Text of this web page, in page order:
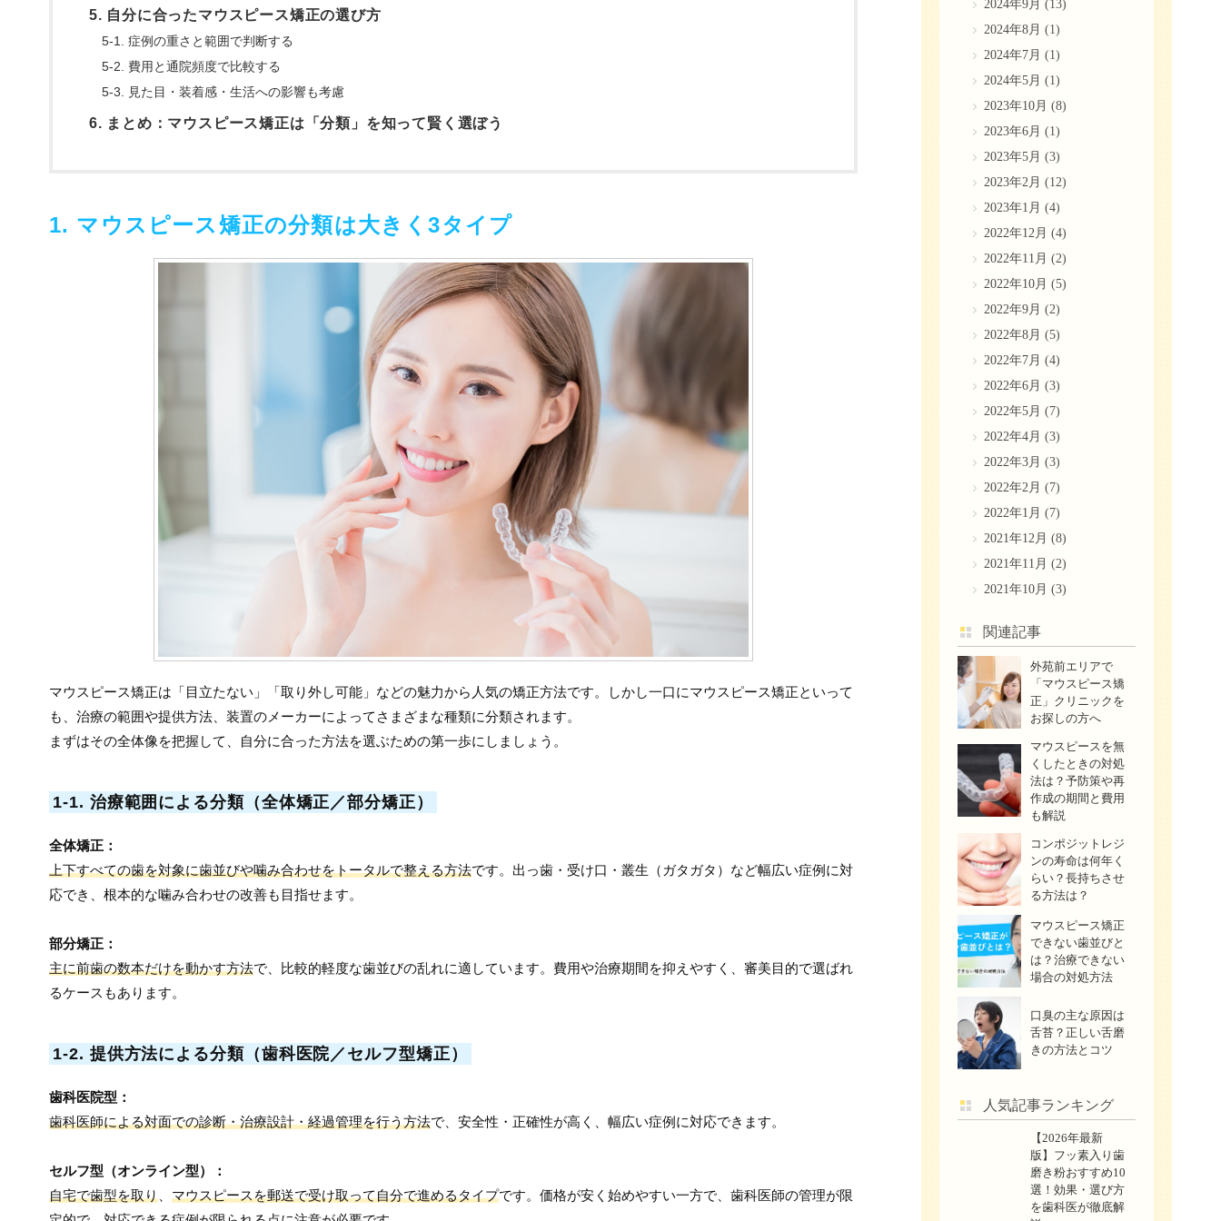
5. 自分に合ったマウスピース矯正の選び方
5-1. 症例の重さと範囲で判断する
5-2. 費用と通院頻度で比較する
5-3. 見た目・装着感・生活への影響も考慮
6. まとめ：マウスピース矯正は「分類」を知って賢く選ぼう
1. マウスピース矯正の分類は大きく3タイプ
マウスピース矯正は「目立たない」「取り外し可能」などの魅力から人気の矯正方法です。しかし一口にマウスピース矯正といって
も、治療の範囲や提供方法、装置のメーカーによってさまざまな種類に分類されます。
まずはその全体像を把握して、自分に合った方法を選ぶための第一歩にしましょう。
1-1. 治療範囲による分類（全体矯正／部分矯正）
全体矯正：
上下すべての歯を対象に歯並びや噛み合わせをトータルで整える方法です。出っ歯・受け口・叢生（ガタガタ）など幅広い症例に対
応でき、根本的な噛み合わせの改善も目指せます。
部分矯正：
主に前歯の数本だけを動かす方法で、比較的軽度な歯並びの乱れに適しています。費用や治療期間を抑えやすく、審美目的で選ばれ
るケースもあります。
1-2. 提供方法による分類（歯科医院／セルフ型矯正）
歯科医院型：
歯科医師による対面での診断・治療設計・経過管理を行う方法で、安全性・正確性が高く、幅広い症例に対応できます。
セルフ型（オンライン型）：
自宅で歯型を取り、 マウスピースを郵送で受け取って自分で進めるタイプです。価格が安く始めやすい一方で、歯科医師の管理が限
2024年9月 (13)
2024年8月 (1)
2024年7月 (1)
2024年5月 (1)
2023年10月 (8)
2023年6月 (1)
2023年5月 (3)
2023年2月 (12)
2023年1月 (4)
2022年12月 (4)
2022年11月 (2)
2022年10月 (5)
2022年9月 (2)
2022年8月 (5)
2022年7月 (4)
2022年6月 (3)
2022年5月 (7)
2022年4月 (3)
2022年3月 (3)
2022年2月 (7)
2022年1月 (7)
2021年12月 (8)
2021年11月 (2)
2021年10月 (3)
関連記事
外苑前エリアで
「マウスピース矯
正」クリニックを
お探しの方へ​
マウスピースを無
くしたときの対処
法は？予防策や再
作成の期間と費用
も解説
コンポジットレジ
ンの寿命は何年く
らい？長持ちさせ
る方法は？
マウスピース矯正
できない歯並びと
は？治療できない
場合の対処方法
口臭の主な原因は
舌苔？正しい舌磨
きの方法とコツ
人気記事ランキング
【2026年最新
版】フッ素入り歯
磨き粉おすすめ10
選！効果・選び方
を歯科医が徹底解